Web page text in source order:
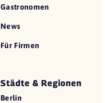
Gastronomen
News
Für Firmen
Städte & Regionen
Berlin